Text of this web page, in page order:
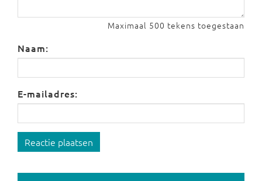
Maximaal 500 tekens toegestaan
Naam:
E-mailadres:
Reactie plaatsen